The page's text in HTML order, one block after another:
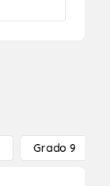
Grado 9